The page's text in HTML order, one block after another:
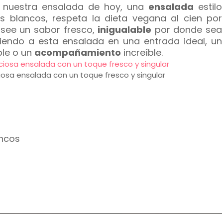
ensalada de hoy, una ensalada estilo
blancos, respeta la dieta vegana al cien por
un sabor fresco, inigualable por donde sea
a esta ensalada en una entrada ideal, un
o un acompañamiento increíble.
ensalada con un toque fresco y singular